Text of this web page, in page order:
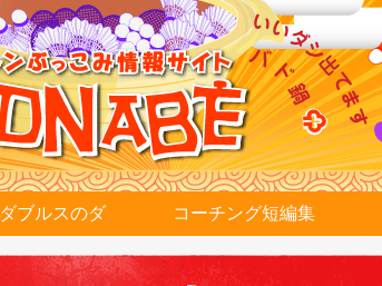
ダブルスのダ コーチング短編集